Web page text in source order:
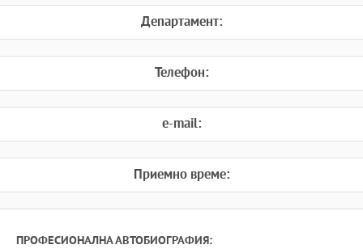
Департамент:
Телефон:
e-mail:
Приемно време:
ПРОФЕСИОНАЛНА АВТОБИОГРАФИЯ: